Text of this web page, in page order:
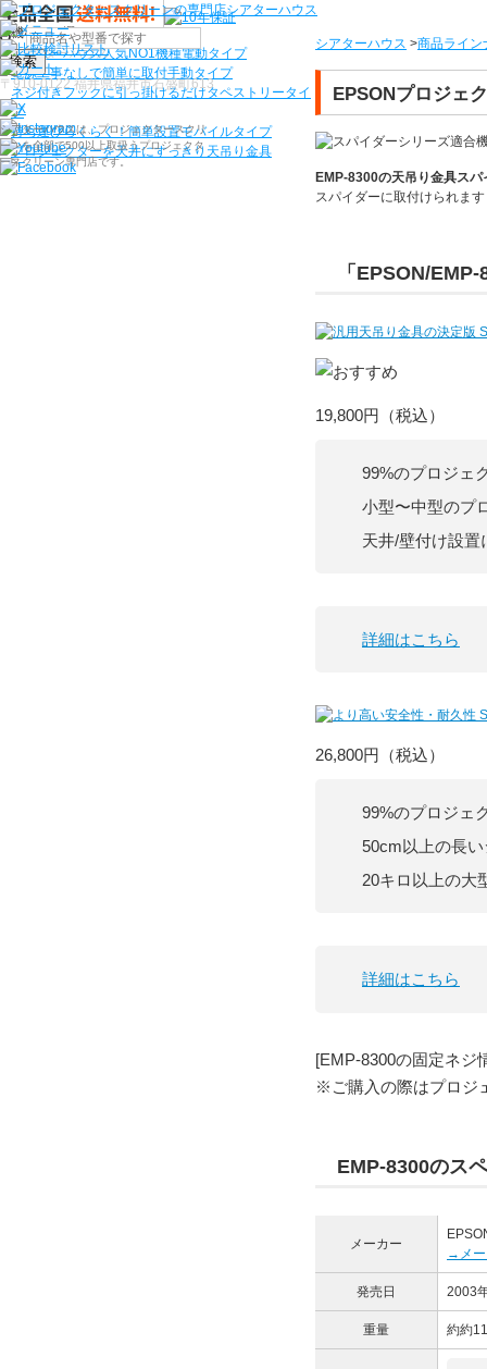
検索
シアターハウス >商品ライン
EPSONプロジェ
EMP-8300の天吊り金具ス
スパイダーに取付けられま
「EPSON/
19,800円 （税込）
99%のプロジェ
小型〜中型のプ
天井/壁付け設置
詳細はこちら
26,800円 （税込）
99%のプロジェ
50cm以上の長
20キロ以上の大
詳細はこちら
[EMP-8300の固定ネジ
※ご購入の際はプロジ
EMP-8300のス
メーカー
→メー
発売日 2003
重量 約約
機種から選ぶ
シアターハウス人気NO1機種電動タイプ
電源工事なしで簡単に取付手動タイプ
ネジ付きフックに引っ掛けるだけタペストリータイ
プ
持ち運びらくらく！簡単設置モバイルタイプ
プロジェクターを天井にすっきり 天吊り金具
〒910-0122 福井県福井市石盛町613
シアターハウスは、プロジェクタースクリ
ーンを全部で500以上取扱うプロジェクタ
ースクリーン専門店です。